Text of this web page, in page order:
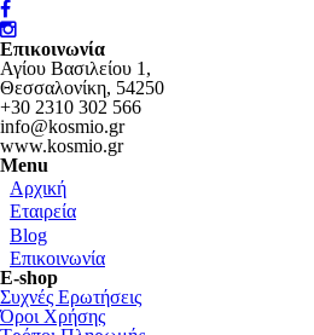
Επικοινωνία
Αγίου Βασιλείου 1,
Θεσσαλονίκη, 54250
+30 2310 302 566
info@kosmio.gr
www.kosmio.gr
Menu
Αρχική
Εταιρεία
Blog
Επικοινωνία
E-shop
Συχνές Ερωτήσεις
Όροι Χρήσης